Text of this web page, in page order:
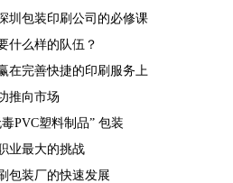
圳包装印刷公司的必修课
什么样的队伍？
在完善快捷的印刷服务上
推向市场
PVC塑料制品” 包装
业最大的挑战
包装厂的快速发展